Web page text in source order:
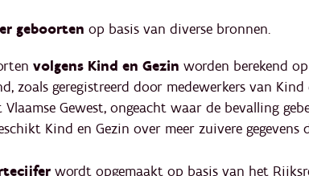
geboorten op basis van diverse bronnen.
volgens Kind en Gezin worden berekend
zoals geregistreerd door medewerkers van
Gewest, ongeacht waar de bevalling
Kind en Gezin over meer zuivere
wordt opgemaakt op basis van het